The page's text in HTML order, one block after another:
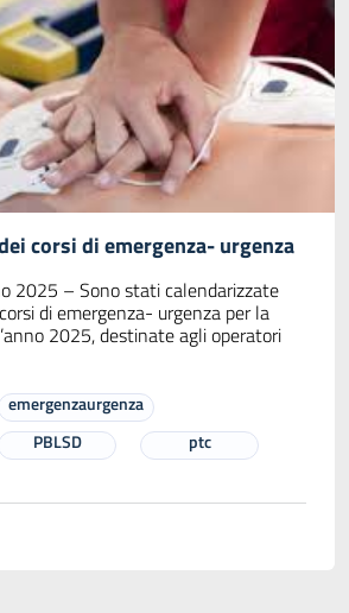
corsi di emergenza- urgenza
2025 – Sono stati calendarizzate
di emergenza- urgenza per la
2025, destinate agli operatori
emergenzaurgenza
PBLSD ptc